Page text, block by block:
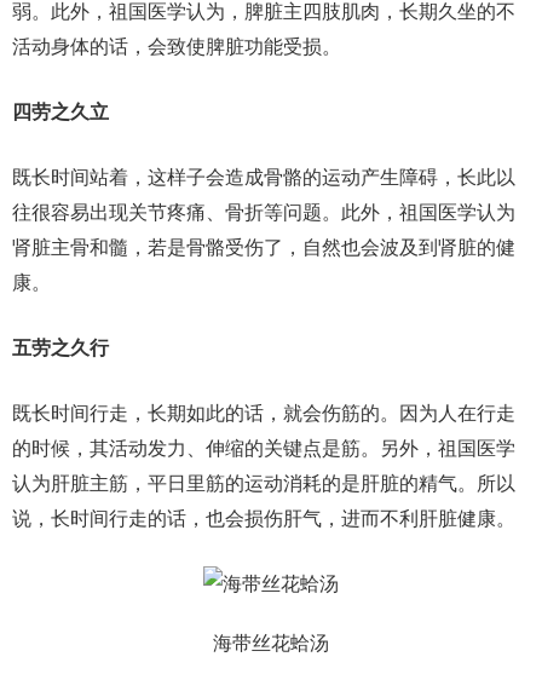
弱。此外，祖国医学认为，脾脏主四肢肌肉，长期久坐的不
活动身体的话，会致使脾脏功能受损。
四劳之久立
既长时间站着，这样子会造成骨骼的运动产生障碍，长此以
往很容易出现关节疼痛、骨折等问题。此外，祖国医学认为
肾脏主骨和髓，若是骨骼受伤了，自然也会波及到肾脏的健
康。
五劳之久行
既长时间行走，长期如此的话，就会伤筋的。因为人在行走
的时候，其活动发力、伸缩的关键点是筋。另外，祖国医学
认为肝脏主筋，平日里筋的运动消耗的是肝脏的精气。所以
说，长时间行走的话，也会损伤肝气，进而不利肝脏健康。
海带丝花蛤汤